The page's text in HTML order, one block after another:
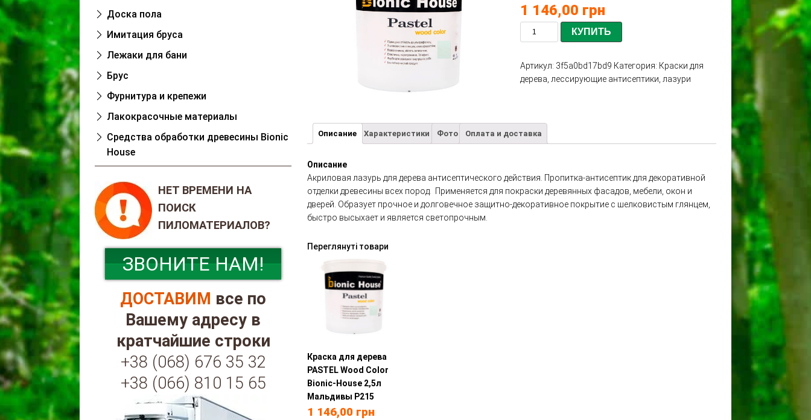
1 146,00 грн
КУПИТЬ
Артикул: 3f5a0bd17bd9 Категория: Краски для
дерева, лессирующие антисептики, лазури
Описание Характеристики Фото Оплата и доставка
Описание
Акриловая лазурь для дерева антисептического действия. Пропитка-антисептик для декоративной
отделки древесины всех пород. Применяется для покраски деревянных фасадов, мебели, окон и
дверей. Образует прочное и долговечное защитно-декоративное покрытие с шелковистым глянцем,
быстро высыхает и является светопрочным.
Переглянуті товари
Краска для дерева
PASTEL Wood Color
Bionic-House 2,5л
Мальдивы Р215
1 146,00грн
Доска пола
Имитация бруса
Лежаки для бани
Брус
Фурнитура и крепежи
Лакокрасочные материалы
Cредства обработки древесины Bionic
House
НЕТ ВРЕМЕНИ НА
ПОИСК
ПИЛОМАТЕРИАЛОВ?
ЗВОНИТЕ НАМ!
ДОСТАВИМ все по
Вашему адресу в
кратчайшие строки
+38 (068) 676 35 32
+38 (066) 810 15 65